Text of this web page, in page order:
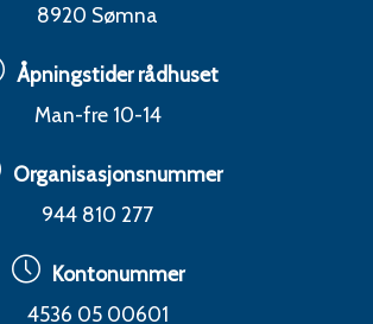
8920 Sømna
Åpningstider rådhuset
Man-fre 10-14
Organisasjonsnummer
944 810 277
Kontonummer
4536 05 00601